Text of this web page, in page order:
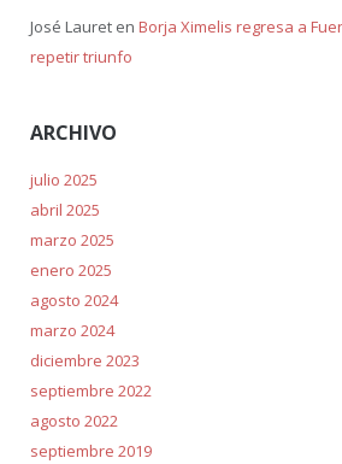
José Laureten Borja Ximelis regresa a
repetir triunfo
ARCHIVO
julio 2025
abril 2025
marzo 2025
enero 2025
agosto 2024
marzo 2024
diciembre 2023
septiembre 2022
agosto 2022
septiembre 2019